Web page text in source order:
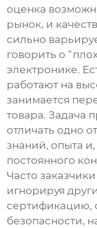
оценка
рынок, и
сильно
говорить о
электронике.
работают на
занимается
товара. Задача
отличать одно
знаний, опыта
постоянного
Часто
игнорируя
сертификацию,
безопасности,